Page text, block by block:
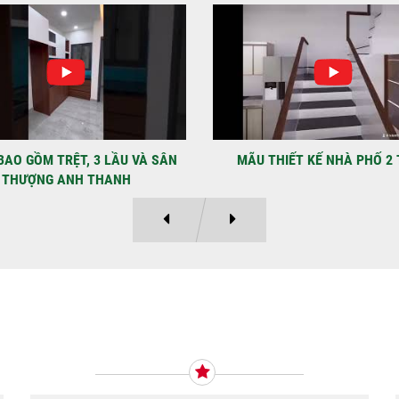
LẠC
Địa
Kỳ
KẾ NHÀ PHỐ 2 TẦNG MẪU NHÀ PHỐ 4×12 1 TRỆT